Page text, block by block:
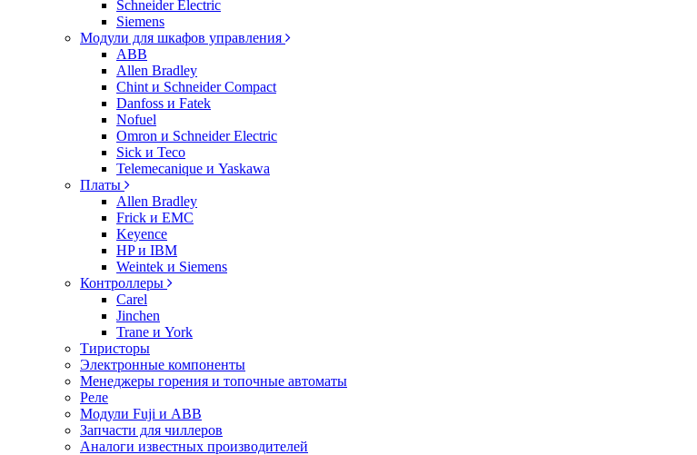
Schneider Electric
Siemens
Модули для шкафов управления
ABB
Allen Bradley
Chint и Schneider Compact
Danfoss и Fatek
Nofuel
Omron и Schneider Electric
Sick и Teco
Telemecanique и Yaskawa
Платы
Allen Bradley
Frick и EMC
Keyence
HP и IBM
Weintek и Siemens
Контроллеры
Carel
Jinchen
Trane и York
Тиристоры
Электронные компоненты
Менеджеры горения и топочные автоматы
Реле
Модули Fuji и ABB
Запчасти для чиллеров
Аналоги известных производителей